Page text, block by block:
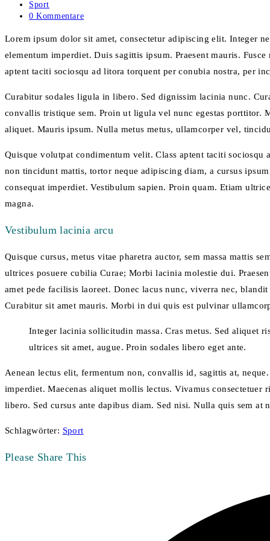
veröffentlicht:
Beitrags-
Kategorie:
Sport
Beitrags-
0 Kommentare
Lorem ipsum dolor sit amet, consectetur adipiscing elit. Integer
elementum imperdiet. Duis sagittis ipsum. Praesent mauris.
aptent taciti sociosqu ad litora torquent per conubia nostra, per
Curabitur sodales ligula in libero. Sed dignissim lacinia nunc.
convallis tristique sem. Proin ut ligula vel nunc egestas porttitor.
aliquet. Mauris ipsum. Nulla metus metus, ullamcorper vel,
Quisque volutpat condimentum velit. Class aptent taciti sociosqu
non tincidunt mattis, tortor neque adipiscing diam, a cursus
consequat imperdiet. Vestibulum sapien. Proin quam. Etiam
magna.
Vestibulum lacinia arcu
Quisque cursus, metus vitae pharetra auctor, sem massa mattis
ultrices posuere cubilia Curae; Morbi lacinia molestie dui.
amet pede facilisis laoreet. Donec lacus nunc, viverra nec,
Curabitur sit amet mauris. Morbi in dui quis est pulvinar
Integer lacinia sollicitudin massa. Cras metus. Sed aliquet
ultrices sit amet, augue. Proin sodales libero eget ante.
Aenean lectus elit, fermentum non, convallis id, sagittis at,
imperdiet. Maecenas aliquet mollis lectus. Vivamus
libero. Sed cursus ante dapibus diam. Sed nisi. Nulla quis sem
Schlagwörter: Sport
Please Share ThisDiesen